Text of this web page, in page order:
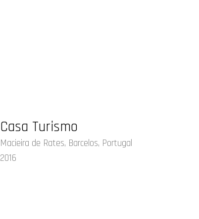
Casa Turismo
Macieira de Rates, Barcelos, Portugal
2016